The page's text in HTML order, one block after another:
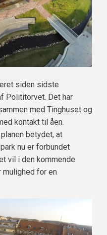
siden sidste
Polititorvet. Det har
med Tinghuset og
kontakt til åen.
betydet, at
nu er forbundet
vil i den kommende
mulighed for en